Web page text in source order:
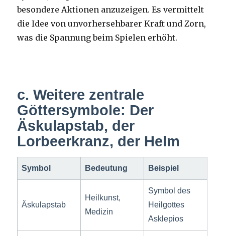
besondere Aktionen anzuzeigen. Es vermittelt
die Idee von unvorhersehbarer Kraft und Zorn,
was die Spannung beim Spielen erhöht.
c. Weitere zentrale
Göttersymbole: Der
Äskulapstab, der
Lorbeerkranz, der Helm
Symbol Bedeutung Beispiel
Äskulapstab
Heilkunst,
Medizin
Symbol des
Heilgottes
Asklepios